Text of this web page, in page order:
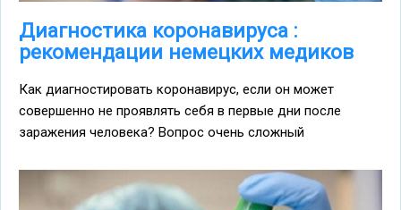
Диагностика коронавируса :
рекомендации немецких медиков
Как диагностировать коронавирус, если он может
совершенно не проявлять себя в первые дни после
заражения человека? Вопрос очень сложный